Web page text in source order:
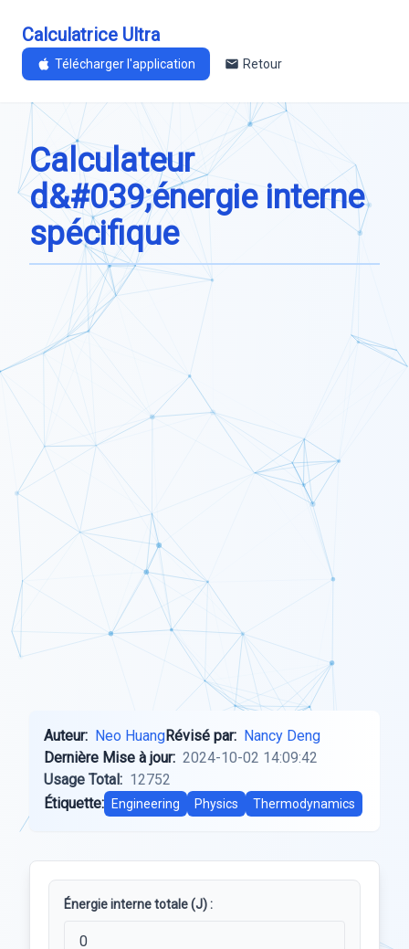
Calculatrice Ultra
Télécharger l'application Retour
Calculateur
d&#039;énergie interne
spécifique
Auteur: Neo HuangRévisé par: Nancy Deng
Dernière Mise à jour: 2024-10-02 14:09:42
Usage Total: 12752
Étiquette:
Engineering Physics Thermodynamics
Énergie interne totale (J) :